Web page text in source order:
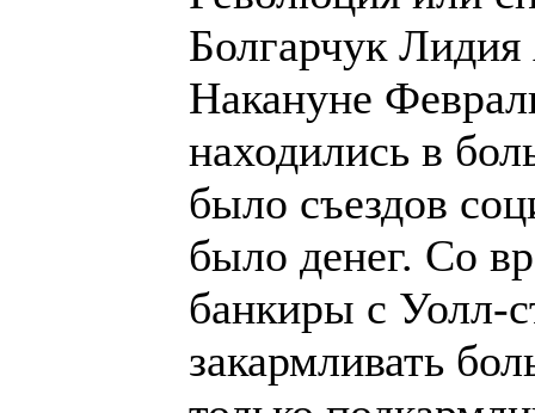
Болгарчук
Накануне
находились в
было съездов
было денег. Со
банкиры с Уолл-
закармливать